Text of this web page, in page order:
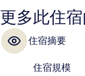
更多此住
住宿摘要
住宿規模